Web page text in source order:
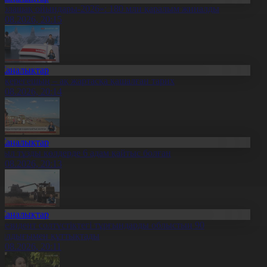
ойындары-2026»: 180 млн қаралым жиналды
20:15
– ақ жартасқа қашалған тарих
20:14
тұзды көлдерде 6 адам қайтыс болған
20:13
солтүстіктегі тұрғындарды облыстың 90
құттықтады
20:11